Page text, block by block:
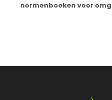
normenboeken voor